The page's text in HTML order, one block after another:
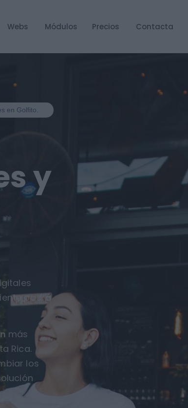
Webs Módulos Precios Contacta
en Golfito.
y
podrá
más
Rica.
los